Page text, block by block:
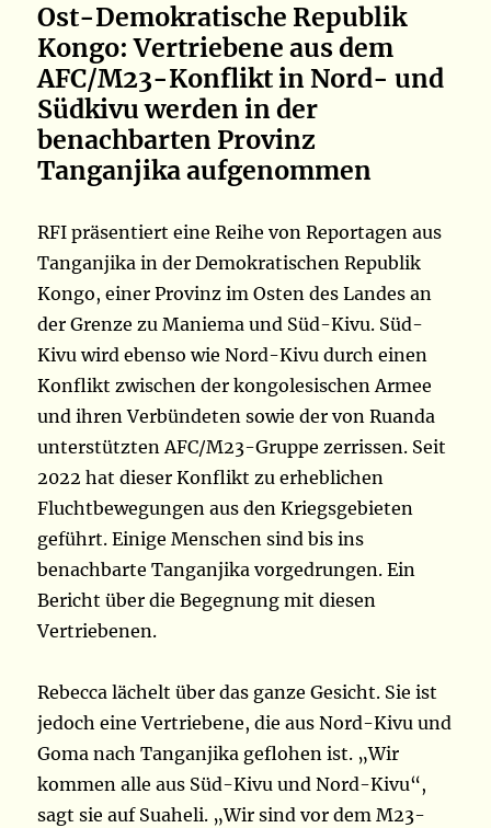
Ost-Demokratische Republik
Kongo: Vertriebene aus dem
AFC/M23-Konflikt in Nord- und
Südkivu werden in der
benachbarten Provinz
Tanganjika aufgenommen
RFI präsentiert eine Reihe von Reportagen aus
Tanganjika in der Demokratischen Republik
Kongo, einer Provinz im Osten des Landes an
der Grenze zu Maniema und Süd-Kivu. Süd-
Kivu wird ebenso wie Nord-Kivu durch einen
Konflikt zwischen der kongolesischen Armee
und ihren Verbündeten sowie der von Ruanda
unterstützten AFC/M23-Gruppe zerrissen. Seit
2022 hat dieser Konflikt zu erheblichen
Fluchtbewegungen aus den Kriegsgebieten
geführt. Einige Menschen sind bis ins
benachbarte Tanganjika vorgedrungen. Ein
Bericht über die Begegnung mit diesen
Vertriebenen.
Rebecca lächelt über das ganze Gesicht. Sie ist
jedoch eine Vertriebene, die aus Nord-Kivu und
Goma nach Tanganjika geflohen ist. „Wir
kommen alle aus Süd-Kivu und Nord-Kivu“,
sagt sie auf Suaheli. „Wir sind vor dem M23-